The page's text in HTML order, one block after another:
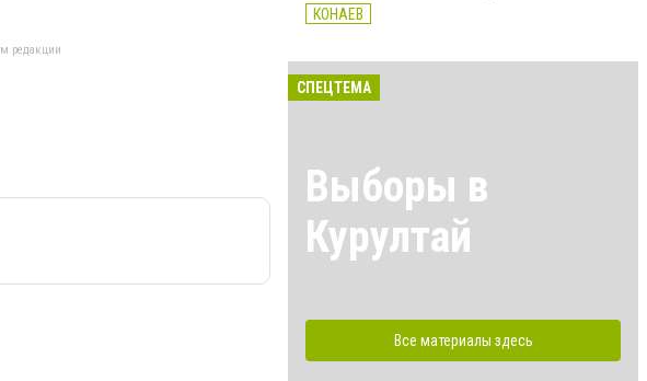
редакции
КОНАЕВ
СПЕЦТЕМА
Выборы в
Курултай
Все материалы здесь